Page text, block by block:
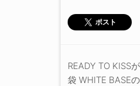
ポスト
READY TO KISS
袋 WHITE BASE